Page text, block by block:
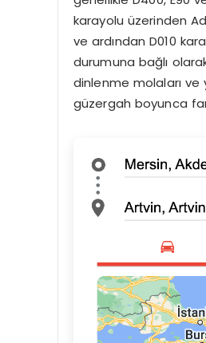
karayolu üzerinden
ve ardından D010
durumuna bağlı
dinlenme molaları ve
güzergah boyunca